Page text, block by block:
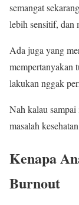
semangat
lebih sensitif, dan
Ada juga yang
mempertanyakan
lakukan nggak
Nah kalau
masalah
Kenapa
Burnout